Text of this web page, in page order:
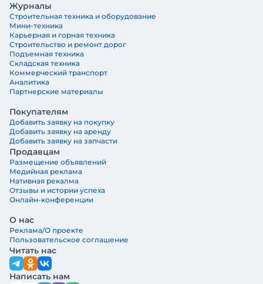
Журналы
Строительная техника и оборудование
Мини-техника
Карьерная и горная техника
Строительство и ремонт дорог
Подъемная техника
Складская техника
Коммерческий транспорт
Аналитика
Партнерские материалы
Покупателям
Добавить заявку на покупку
Добавить заявку на аренду
Добавить заявку на запчасти
Продавцам
Размещение объявлений
Медийная реклама
Нативная рекалма
Отзывы и истории успеха
Онлайн-конференции
О нас
Реклама/О проекте
Пользовательское соглашение
Читать нас
Написать нам